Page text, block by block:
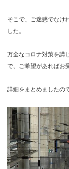
そこで、ご迷惑でなけ
した。
万全なコロナ対策を講
で、ご希望があればお
詳細をまとめましたの